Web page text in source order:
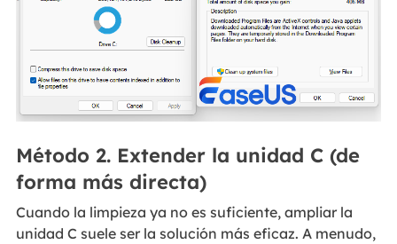
Método 2. Extender la unidad C (de
forma más directa)
Cuando la limpieza ya no es suficiente, ampliar la
unidad C suele ser la solución más eficaz. A menudo,